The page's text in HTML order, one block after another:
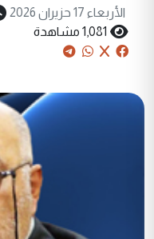
الأربعاء 17 حزيران 2026
1,081 مشاهدة